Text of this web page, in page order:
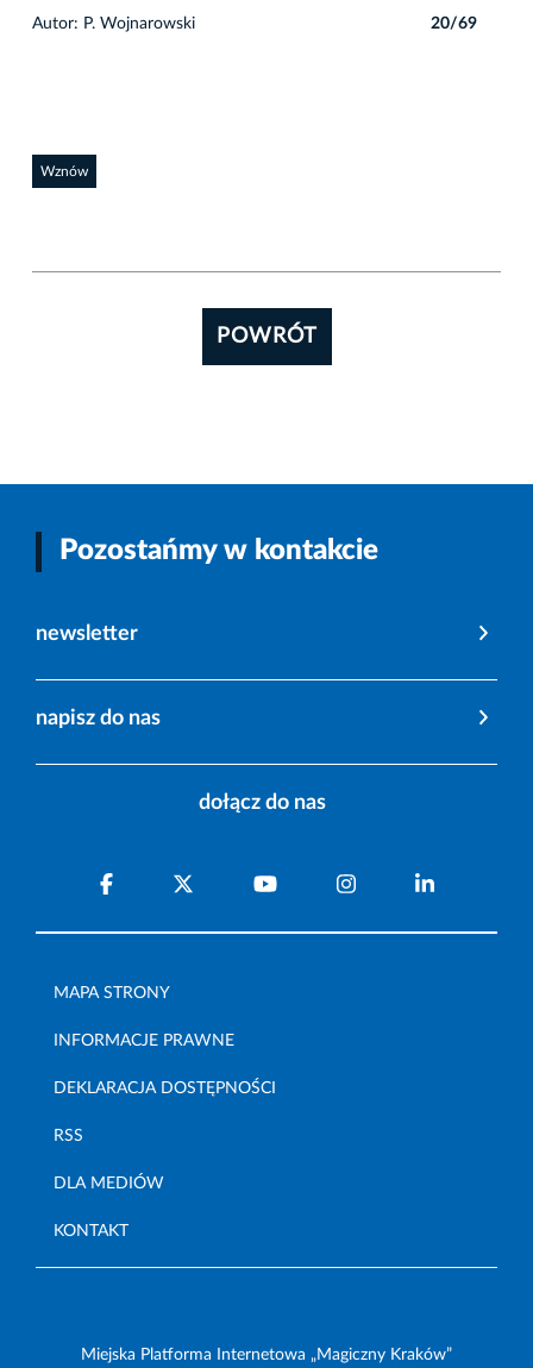
Autor: P. Wojnarowski 20/69
Wznów
POWRÓT
Pozostańmy w kontakcie
newsletter
napisz do nas
dołącz do nas
MAPA STRONY
INFORMACJE PRAWNE
DEKLARACJA DOSTĘPNOŚCI
RSS
DLA MEDIÓW
KONTAKT
Miejska Platforma Internetowa „Magiczny Kraków”